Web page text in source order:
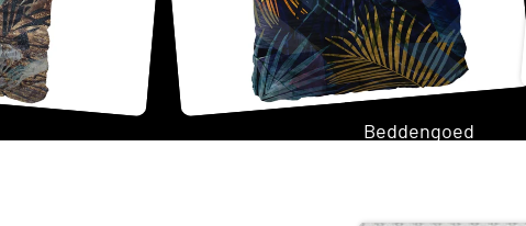
Beddengoed